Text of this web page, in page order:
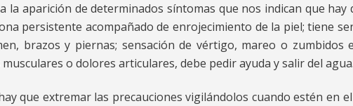
la aparición de determinados síntomas que nos indican que
persistente acompañado de enrojecimiento de la piel; tiene
brazos y piernas; sensación de vértigo, mareo o
o dolores articulares, debe pedir ayuda y salir del agua.
que extremar las precauciones vigilándolos cuando estén en